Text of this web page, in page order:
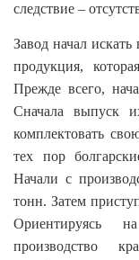
следствие –
Завод начал
продукция,
Прежде всего,
Сначала выпуск
комплектовать
тех пор
Начали с
тонн. Затем
Ориентируясь
производство